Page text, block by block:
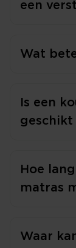
een
Wat
Is een
Hoe
matras
Waar